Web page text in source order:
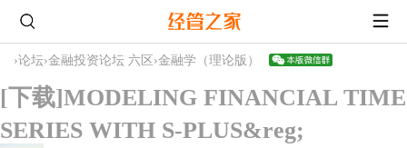
›论坛›金融投资论坛 六区 ›金融学（理论版）
[下载]MODELING FINANCIAL TIME
SERIES WITH S-PLUS&reg;